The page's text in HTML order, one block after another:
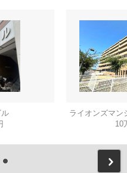
ル
ライオンズマン
10